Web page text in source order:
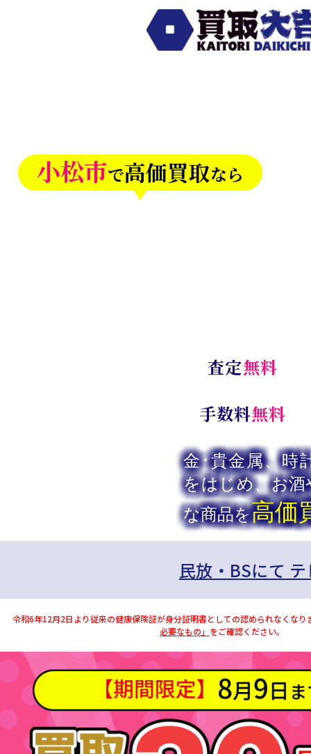
小松市で高価買取なら
買取
査定無料
手数料無料
金･貴金属、時
をはじめ、お酒
な商品を高価
民放・BSにて
令和6年12月2日より従来の健康保険証が身分証明書としての認められなくなり
必要なもの」 をご確認ください。